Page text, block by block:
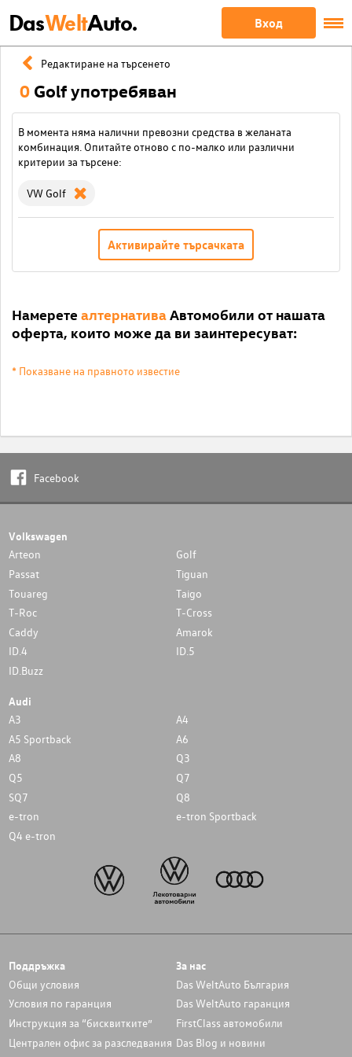
DasWeltAuto. Вход
Редактиране на търсенето
0 Golf употребяван
В момента няма налични превозни средства в желаната
комбинация. Опитайте отново с по-малко или различни
критерии за търсене:
VW Golf
Активирайте търсачката
Намерете алтернативаАвтомобили от нашата
оферта, които може да ви заинтересуват:
* Показване на правното известие
Facebook
Volkswagen
Arteon
Golf
Passat
Tiguan
Touareg
Taigo
T-Roc
T-Cross
Caddy
Amarok
ID.4
ID.5
ID.Buzz
Audi
A3
A4
A5 Sportback
A6
A8
Q3
Q5
Q7
SQ7
Q8
e-tron
e-tron Sportback
Q4 e-tron
Поддръжка
Общи условия
Условия по гаранция
Инструкция за “бисквитките”
Централен офис за разследвания
За нас
Das WeltAuto България
Das WeltAuto гаранция
FirstClass автомобили
Das Blog и новини